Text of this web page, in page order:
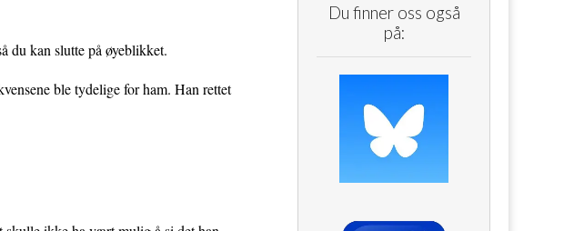
du kan slutte på øyeblikket.
ble tydelige for ham. Han rettet
Du finner oss også
på: